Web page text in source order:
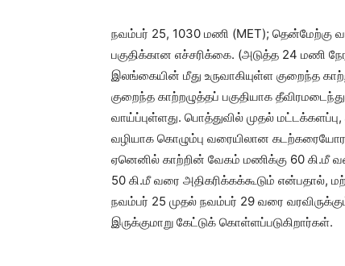
நவம்பர் 25, 1030 மணி (MET); தென்மேற்கு
பகுதிக்கான எச்சரிக்கை. (அடுத்த 24 மணி
இலங்கையின் மீது உருவாகியுள்ள குறைந்த
குறைந்த காற்றழுத்தப் பகுதியாக
வாய்ப்புள்ளது. பொத்துவில் முதல்
வழியாக கொழும்பு வரையிலான
ஏனெனில் காற்றின் வேகம் மணிக்கு 60 கி.மீ
50 கி.மீ வரை அதிகரிக்கக்கூடும் என்பதால்,
நவம்பர் 25 முதல் நவம்பர் 29 வரை
இருக்குமாறு கேட்டுக் கொள்ளப்படுகிறார்கள்.